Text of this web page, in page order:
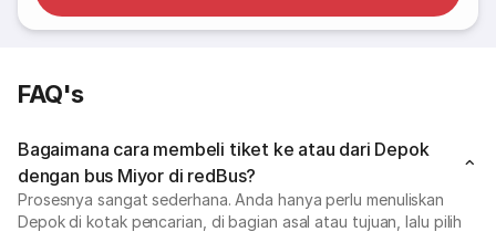
FAQ's
Bagaimana cara membeli tiket ke atau dari Depok
dengan bus Miyor di redBus?
Prosesnya sangat sederhana. Anda hanya perlu menuliskan
Depok di kotak pencarian, di bagian asal atau tujuan, lalu pilih